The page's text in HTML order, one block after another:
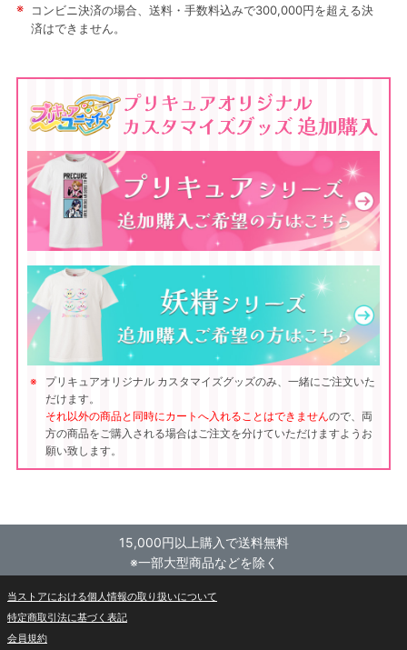
※
コンビニ決済の場合、送料・手数料込みで300,000円を超える決
済はできません。
プリキュアオリジナル カスタマイズグッズのみ、一緒にご注文いた
だけます。
それ以外の商品と同時にカートへ入れることはできませんので、両
方の商品をご購入される場合はご注文を分けていただけますようお
願い致します。
15,000円以上購入で送料無料
※一部大型商品などを除く
当ストアにおける個人情報の取り扱いについて
特定商取引法に基づく表記
会員規約